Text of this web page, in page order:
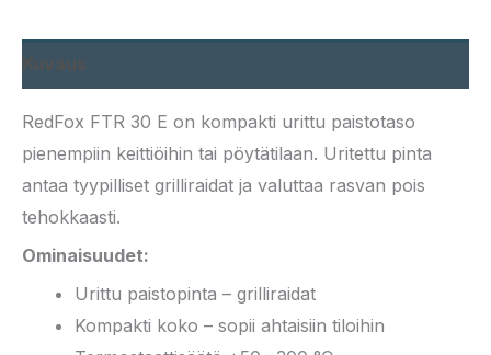
RedFox FTR 30 E on kompakti urittu paistotaso
pienempiin keittiöihin tai pöytätilaan. Uritettu pinta
antaa tyypilliset grilliraidat ja valuttaa rasvan pois
tehokkaasti.
Ominaisuudet:
Urittu paistopinta – grilliraidat
Kompakti koko – sopii ahtaisiin tiloihin